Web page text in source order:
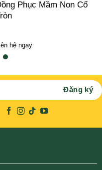
Phục Mầm Non Cổ
hệ ngay